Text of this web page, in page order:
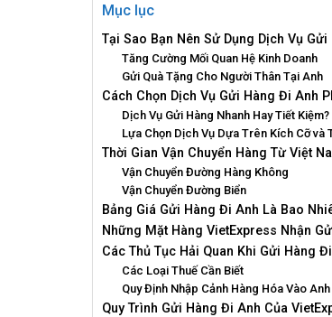
Mục lục
Tại Sao Bạn Nên Sử Dụng Dịch Vụ
Tăng Cường Mối Quan Hệ Kinh Doanh
Gửi Quà Tặng Cho Người Thân Tại Anh
Cách Chọn Dịch Vụ Gửi Hàng Đi Anh
Dịch Vụ Gửi Hàng Nhanh Hay Tiết Kiệm?
Lựa Chọn Dịch Vụ Dựa Trên Kích Cỡ và
Thời Gian Vận Chuyển Hàng Từ Việt
Vận Chuyển Đường Hàng Không
Vận Chuyển Đường Biển
Bảng Giá Gửi Hàng Đi Anh Là Bao
Những Mặt Hàng VietExpress Nhận
Các Thủ Tục Hải Quan Khi Gửi Hàng
Các Loại Thuế Cần Biết
Quy Định Nhập Cảnh Hàng Hóa Vào
Quy Trình Gửi Hàng Đi Anh Của